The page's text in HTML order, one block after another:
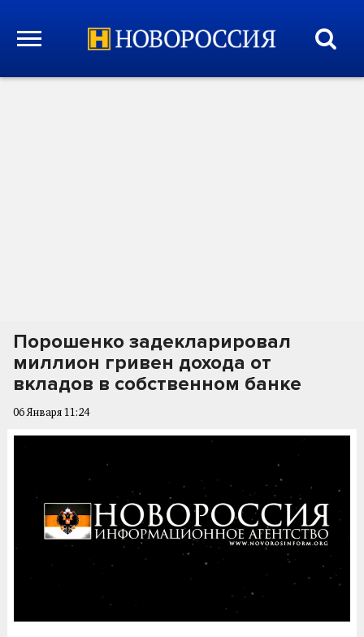
Порошенко задекларировал
миллион гривен дохода от
вкладов в собственном банке
06 Января 11:24